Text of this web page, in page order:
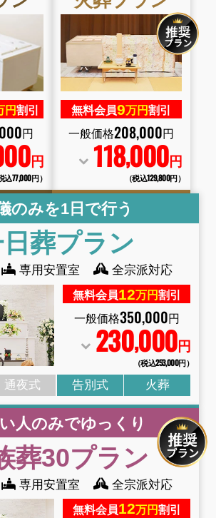
円割引
000円
円
込77,000円）
無料会員9万円割引
一般価格208,000円
118,000円
（税込129,800円）
のみを1日で行う
葬プラン
専用安置室 全宗派対応
無料会員12万円割引
一般価格350,000円
230,000円
（税込253,000円）
通夜式 告別式 火葬
人のみでゆっくり
葬30プラン
専用安置室 全宗派対応
無料会員12万円割引